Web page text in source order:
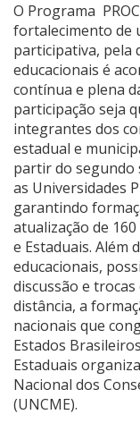
O Programa
fortalecimento de
participativa, pela
educacionais é
contínua e plena
participação seja
integrantes dos
estadual e
partir do segundo
as Universidades
garantindo
atualização de
e Estaduais. Além
educacionais,
discussão e
distância, a
nacionais que
Estados
Estaduais
Nacional dos
(UNCME).